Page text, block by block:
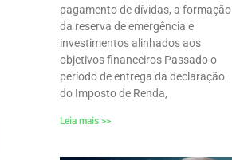
pagamento de dívidas, a formação
da reserva de emergência e
investimentos alinhados aos
objetivos financeiros Passado o
período de entrega da declaração
do Imposto de Renda,
Leia mais >>